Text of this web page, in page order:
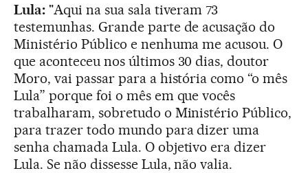
Lula:"Aqui na sua sala tiveram 73
testemunhas. Grande parte de acusação do
Ministério Público e nenhuma me acusou. O
que aconteceu nos últimos 30 dias, doutor
Moro, vai passar para a história como “o mês
Lula” porque foi o mês em que vocês
trabalharam, sobretudo o Ministério Público,
para trazer todo mundo para dizer uma
senha chamada Lula. O objetivo era dizer
Lula. Se não dissesse Lula, não valia.